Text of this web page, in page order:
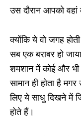
उस दौरान आपको
क्योंकि ये वो जगह
सब एक बराबर हो
शमशान में कोई और
सामान ही होता है
लिए ये साधु दिखने में
होते हैं।